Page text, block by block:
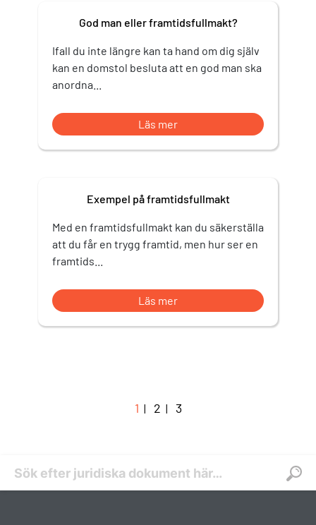
God man eller framtidsfullmakt?
Ifall du inte längre kan ta hand om dig själv
kan en domstol besluta att en god man ska
anordna...
Läs mer
Exempel på framtidsfullmakt
Med en framtidsfullmakt kan du säkerställa
att du får en trygg framtid, men hur ser en
framtids...
Läs mer
1 | 2 | 3